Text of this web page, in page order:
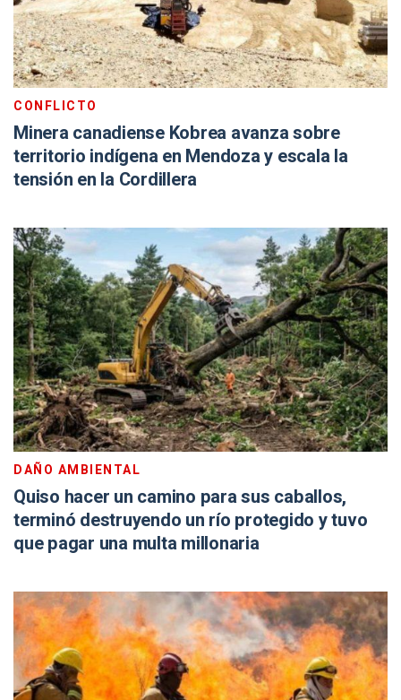
CONFLICTO
Minera canadiense Kobrea avanza sobre
territorio indígena en Mendoza y escala la
tensión en la Cordillera
DAÑO AMBIENTAL
Quiso hacer un camino para sus caballos,
terminó destruyendo un río protegido y tuvo
que pagar una multa millonaria